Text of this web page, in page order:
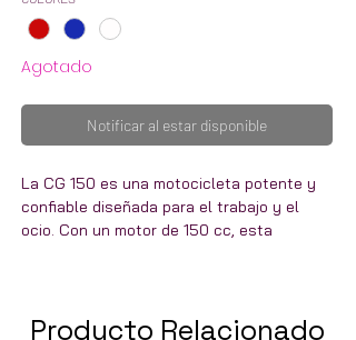
Agotado
Notificar al estar disponible
La CG 150 es una motocicleta potente y
confiable diseñada para el trabajo y el
ocio. Con un motor de 150 cc, esta
Su chasis y suspensión duraderos la
Producto Relacionado